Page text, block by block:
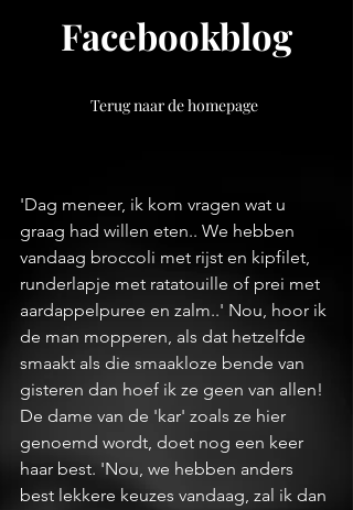
Facebookblog
Terug naar de homepage
'Dag meneer, ik kom vragen wat u
graag had willen eten.. We hebben
vandaag broccoli met rijst en kipfilet,
runderlapje met ratatouille of prei met
aardappelpuree en zalm..' Nou, hoor ik
de man mopperen, als dat hetzelfde
smaakt als die smaakloze bende van
gisteren dan hoef ik ze geen van allen!
De dame van de 'kar' zoals ze hier
genoemd wordt, doet nog een keer
haar best. 'Nou, we hebben anders
best lekkere keuzes vandaag, zal ik dan